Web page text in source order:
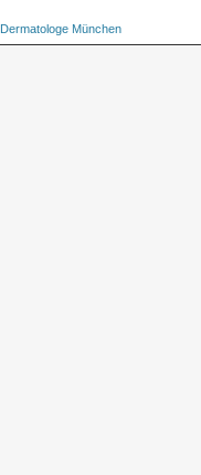
Dermatologe München